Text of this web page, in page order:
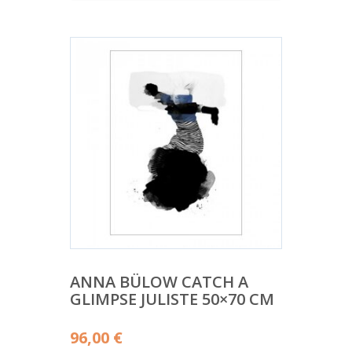
ANNA BÜLOW CATCH A
GLIMPSE JULISTE 50×70 CM
96,00 €